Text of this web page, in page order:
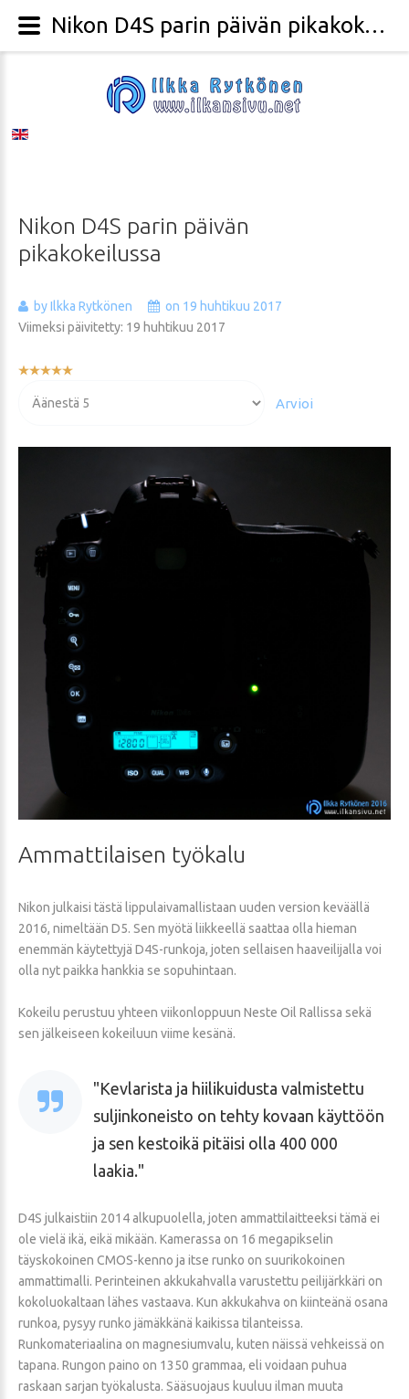
Nikon D4S parin päivän
pikakokeilussa
by Ilkka Rytkönen
on 19 huhtikuu 2017
Viimeksi päivitetty: 19 huhtikuu 2017
Käyttäjän
arvioida
Ammattilaisen työkalu
Nikon julkaisi tästä lippulaivamallistaan uuden version keväällä
2016, nimeltään D5. Sen myötä liikkeellä saattaa olla hieman
enemmän käytettyjä D4S-runkoja, joten sellaisen haaveilijalla voi
olla nyt paikka hankkia se sopuhintaan.
Kokeilu perustuu yhteen viikonloppuun Neste Oil Rallissa sekä
sen jälkeiseen kokeiluun viime kesänä.
Kevlarista ja hiilikuidusta valmistettu
suljinkoneisto on tehty kovaan käyttöön
ja sen kestoikä pitäisi olla 400 000
laakia.
D4S julkaistiin 2014 alkupuolella, joten ammattilaitteeksi tämä ei
ole vielä ikä, eikä mikään. Kamerassa on 16 megapikselin
täyskokoinen CMOS-kenno ja itse runko on suurikokoinen
ammattimalli. Perinteinen akkukahvalla varustettu peilijärkkäri on
kokoluokaltaan lähes vastaava. Kun akkukahva on kiinteänä osana
runkoa, pysyy runko jämäkkänä kaikissa tilanteissa.
Runkomateriaalina on magnesiumvalu, kuten näissä vehkeissä on
tapana. Rungon paino on 1350 grammaa, eli voidaan puhua
raskaan sarjan työkalusta. Sääsuojaus kuuluu ilman muuta
Nikon D4S parin päivän pikakokeilussa - Valokuvaaja Ilkka Rytkönen